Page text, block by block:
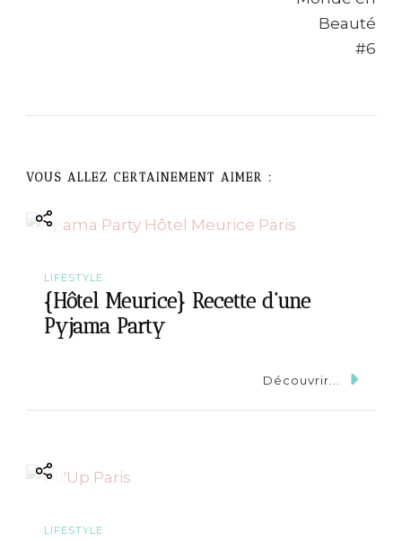
g
a
VOUS ALLEZ CERTAINEMENT AIMER :
LIFESTYLE
{Hôtel Meurice} Recette d’une
Pyjama Party
Découvrir...
LIFESTYLE